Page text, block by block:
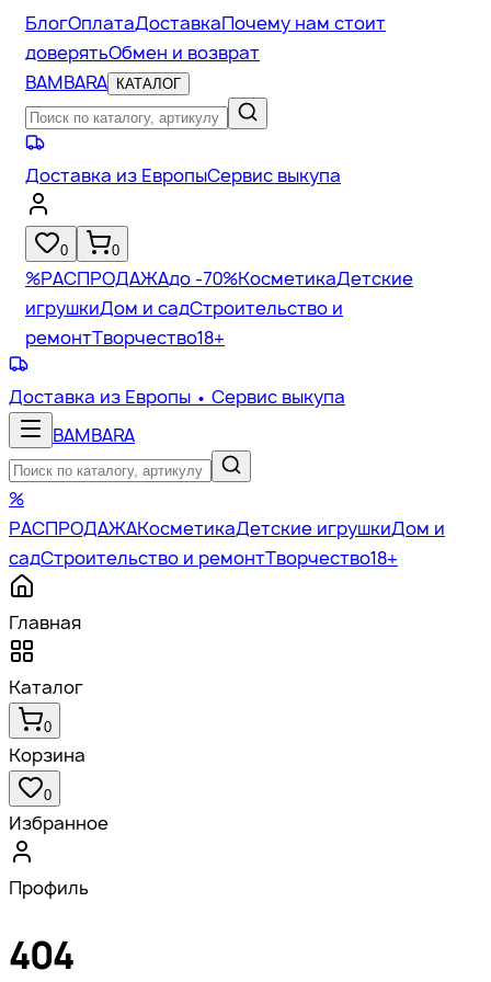
БлогОплатаДоставкаПочему нам стоит
доверятьОбмен и возврат
BAMBARA
КАТАЛОГ
Доставка из ЕвропыСервис выкупа
0 0
%РАСПРОДАЖАдо -70%КосметикаДетские
игрушкиДом и садСтроительство и
ремонтТворчество18+
Доставка из Европы • Сервис выкупа
BAMBARA
%
РАСПРОДАЖАКосметикаДетские игрушкиДом и
садСтроительство и ремонтТворчество18+
Главная
Каталог
0
Корзина
0
Избранное
Профиль
404